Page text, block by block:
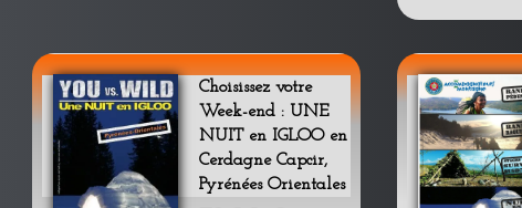
Choisissez votre
Week-end : UNE
NUIT en IGLOO en
Cerdagne Capcir,
Pyrénées Orientales